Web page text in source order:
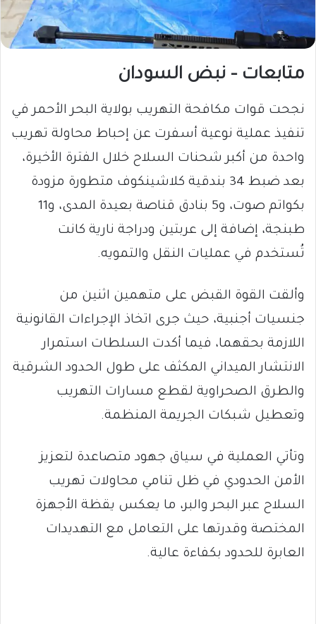
متابعات – نبض السودان
نجحت قوات مكافحة التهريب بولاية البحر الأحمر في
تنفيذ عملية نوعية أسفرت عن إحباط محاولة تهريب
واحدة من أكبر شحنات السلاح خلال الفترة الأخيرة،
بعد ضبط 34 بندقية كلاشينكوف متطورة مزودة
بكواتم صوت، و5 بنادق قناصة بعيدة المدى، و11
طبنجة، إضافة إلى عربتين ودراجة نارية كانت
تُستخدم في عمليات النقل والتمويه.
وألقت القوة القبض على متهمين اثنين من
جنسيات أجنبية، حيث جرى اتخاذ الإجراءات القانونية
اللازمة بحقهما، فيما أكدت السلطات استمرار
الانتشار الميداني المكثف على طول الحدود الشرقية
والطرق الصحراوية لقطع مسارات التهريب
وتعطيل شبكات الجريمة المنظمة.
وتأتي العملية في سياق جهود متصاعدة لتعزيز
الأمن الحدودي في ظل تنامي محاولات تهريب
السلاح عبر البحر والبر، ما يعكس يقظة الأجهزة
المختصة وقدرتها على التعامل مع التهديدات
العابرة للحدود بكفاءة عالية.